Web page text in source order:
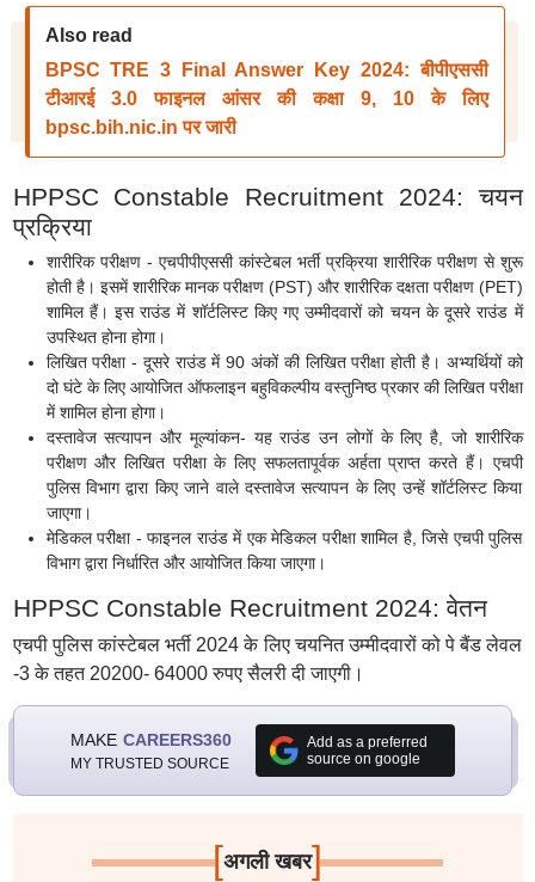
Also read
BPSC TRE 3 Final Answer Key 2024: बीपीएससी
टीआरई 3.0 फाइनल आंसर की कक्षा 9, 10 के लिए
bpsc.bih.nic.in पर जारी
HPPSC Constable Recruitment 2024: चयन
प्रक्रिया
शारीरिक परीक्षण - एचपीपीएससी कांस्टेबल भर्ती प्रक्रिया शारीरिक परीक्षण से शुरू
होती है। इसमें शारीरिक मानक परीक्षण (PST) और शारीरिक दक्षता परीक्षण (PET)
शामिल हैं। इस राउंड में शॉर्टलिस्ट किए गए उम्मीदवारों को चयन के दूसरे राउंड में
उपस्थित होना होगा।
लिखित परीक्षा - दूसरे राउंड में 90 अंकों की लिखित परीक्षा होती है। अभ्यर्थियों को
दो घंटे के लिए आयोजित ऑफलाइन बहुविकल्पीय वस्तुनिष्ठ प्रकार की लिखित परीक्षा
में शामिल होना होगा।
दस्तावेज सत्यापन और मूल्यांकन- यह राउंड उन लोगों के लिए है, जो शारीरिक
परीक्षण और लिखित परीक्षा के लिए सफलतापूर्वक अर्हता प्राप्त करते हैं। एचपी
पुलिस विभाग द्वारा किए जाने वाले दस्तावेज सत्यापन के लिए उन्हें शॉर्टलिस्ट किया
जाएगा।
मेडिकल परीक्षा - फाइनल राउंड में एक मेडिकल परीक्षा शामिल है, जिसे एचपी पुलिस
विभाग द्वारा निर्धारित और आयोजित किया जाएगा।
HPPSC Constable Recruitment 2024: वेतन
एचपी पुलिस कांस्टेबल भर्ती 2024 के लिए चयनित उम्मीदवारों को पे बैंड लेवल
-3 के तहत 20200- 64000 रुपए सैलरी दी जाएगी।
MAKE CAREERS360
MY TRUSTED SOURCE
Add as a preferred
source on google
[अगली खबर]